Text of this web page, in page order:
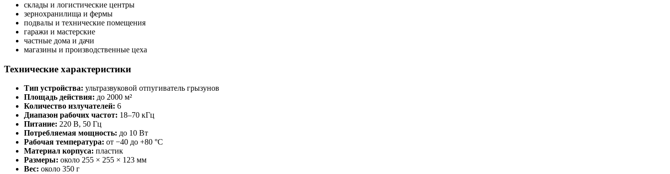
склады и логистические центры
зернохранилища и фермы
подвалы и технические помещения
гаражи и мастерские
частные дома и дачи
магазины и производственные цеха
Технические характеристики
Тип устройства: ультразвуковой отпугиватель грызунов
Площадь действия: до 2000 м²
Количество излучателей: 6
Диапазон рабочих частот: 18–70 кГц
Питание: 220 В, 50 Гц
Потребляемая мощность: до 10 Вт
Рабочая температура: от −40 до +80 °C
Материал корпуса: пластик
Размеры: около 255 × 255 × 123 мм
Вес: около 350 г